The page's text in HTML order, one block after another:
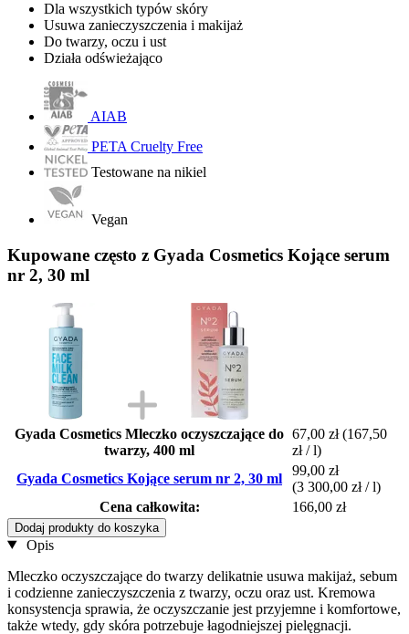
Dla wszystkich typów skóry
Usuwa zanieczyszczenia i makijaż
Do twarzy, oczu i ust
Działa odświeżająco
AIAB
PETA Cruelty Free
Testowane na nikiel
Vegan
Kupowane często z Gyada Cosmetics Kojące serum
nr 2, 30 ml
Gyada Cosmetics Mleczko oczyszczające do
twarzy, 400 ml
67,00 zł (167,50
zł / l)
Gyada Cosmetics Kojące serum nr 2, 30 ml
99,00 zł
(3 300,00 zł / l)
Cena całkowita:
166,00 zł
Dodaj produkty do koszyka
Opis
Mleczko oczyszczające do twarzy delikatnie usuwa makijaż, sebum
i codzienne zanieczyszczenia z twarzy, oczu oraz ust. Kremowa
konsystencja sprawia, że oczyszczanie jest przyjemne i komfortowe,
także wtedy, gdy skóra potrzebuje łagodniejszej pielęgnacji.